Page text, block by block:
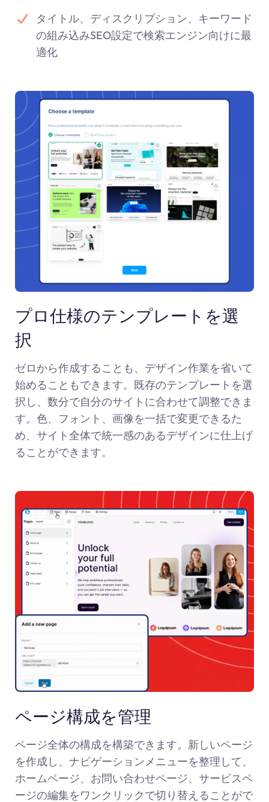
タイトル、ディスクリプション、キーワード
の組み込みSEO設定で検索エンジン向けに最
適化
プロ仕様のテンプレートを選
択
ゼロから作成することも、デザイン作業を省いて
始めることもできます。既存のテンプレートを選
択し、数分で自分のサイトに合わせて調整できま
す。色、フォント、画像を一括で変更できるた
め、サイト全体で統一感のあるデザインに仕上げ
ることができます。
ページ構成を管理
ページ全体の構成を構築できます。新しいページ
を作成し、ナビゲーションメニューを整理して、
ホームページ、お問い合わせページ、サービスペ
ージの編集をワンクリックで切り替えることがで